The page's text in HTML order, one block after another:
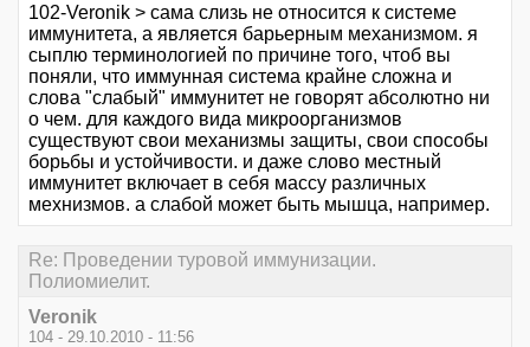
102-Veronik > сама слизь не относится к системе
иммунитета, а является барьерным механизмом. я
сыплю терминологией по причине того, чтоб вы
поняли, что иммунная система крайне сложна и
слова "слабый" иммунитет не говорят абсолютно ни
о чем. для каждого вида микроорганизмов
существуют свои механизмы защиты, свои способы
борьбы и устойчивости. и даже слово местный
иммунитет включает в себя массу различных
мехнизмов. а слабой может быть мышца, например.
Re: Проведении туровой иммунизации.
Полиомиелит.
Veronik
104 - 29.10.2010 - 11:56